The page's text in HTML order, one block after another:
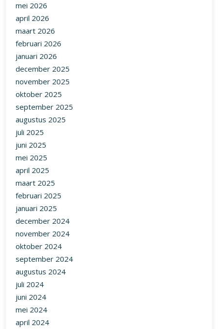
mei 2026
april 2026
maart 2026
februari 2026
januari 2026
december 2025
november 2025
oktober 2025
september 2025
augustus 2025
juli 2025
juni 2025
mei 2025
april 2025
maart 2025
februari 2025
januari 2025
december 2024
november 2024
oktober 2024
september 2024
augustus 2024
juli 2024
juni 2024
mei 2024
april 2024